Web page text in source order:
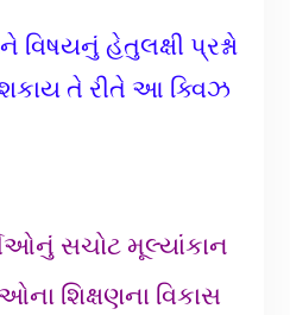
હેતુલક્ષી પ્રશ્નો
શકાય તે રીતે આ ક્વિઝ
સચોટ મૂલ્યાંકાન
શિક્ષણના વિકાસ